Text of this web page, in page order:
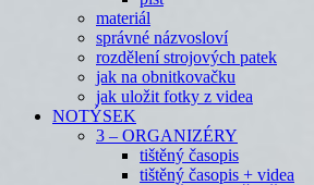
materiál
správné názvosloví
rozdělení strojových patek
jak na obnitkovačku
jak uložit fotky z videa
NOTÝSEK
3 – ORGANIZÉRY
tištěný časopis
tištěný časopis + videa